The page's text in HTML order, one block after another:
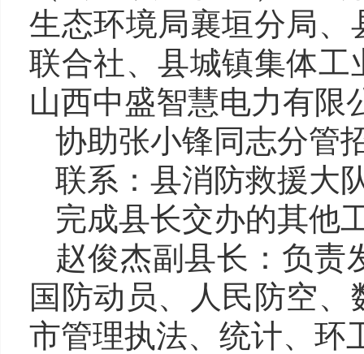
生态环境局襄垣分局、
联合社、县城镇集体工
山西中盛智慧电力有限
协助张小锋同志分管
联系： 县消防救援大
完成县长交办的其他
赵俊杰副县长 ：负
国防动员、人民防空
市管理执法、统计、环